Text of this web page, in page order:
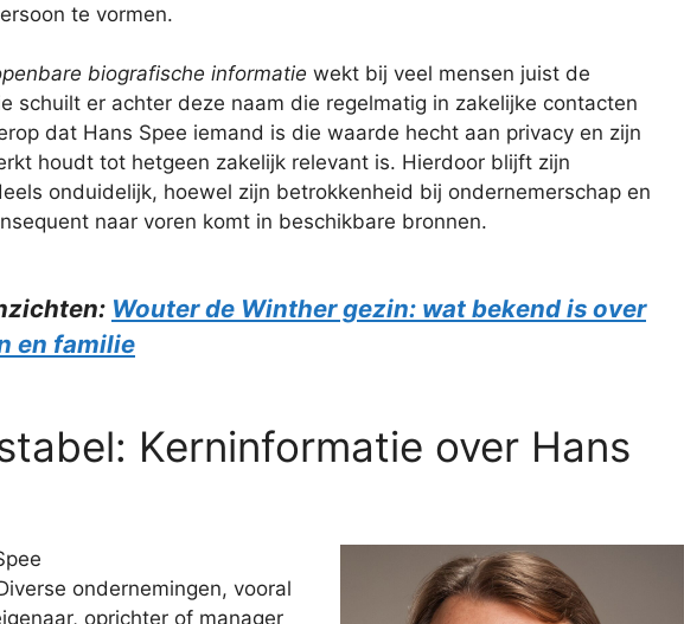
te vormen.
biografische informatie wekt bij veel mensen juist de
schuilt er achter deze naam die regelmatig in zakelijke contacten
dat Hans Spee iemand is die waarde hecht aan privacy en zijn
houdt tot hetgeen zakelijk relevant is. Hierdoor blijft zijn
onduidelijk, hoewel zijn betrokkenheid bij ondernemerschap en
naar voren komt in beschikbare bronnen.
Wouter de Winther gezin: wat bekend is over
en familie
Kerninformatie over Hans
ondernemingen, vooral
oprichter of manager